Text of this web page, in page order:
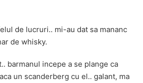
de lucruri.. mi-au dat sa mananc
de whisky.
barmanul incepe a se plange ca
un scanderberg cu el.. galant, ma